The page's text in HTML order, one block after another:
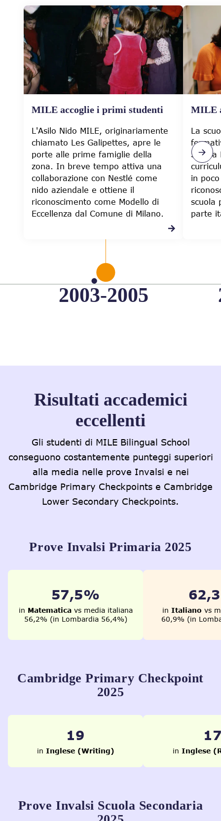
2003-2005
MILE accoglie i primi studenti
L'Asilo Nido MILE, originariamente
chiamato Les Galipettes, apre le
porte alle prime famiglie della
zona. In breve tempo attiva una
collaborazione con Nestlé come
nido aziendale e ottiene il
riconoscimento come Modello di
Eccellenza dal Comune di Milano.
MILE
La
Scuola
in
scuola
parte
Risultati accademici
eccellenti
Gli studenti di MILE Bilingual School
conseguono costantemente punteggi superiori
alla media nelle prove Invalsi e nei
Cambridge Primary Checkpoints e Cambridge
Lower Secondary Checkpoints.
Prove Invalsi Primaria 2025
75,0%
in Matematicavs media italiana
56,2% (in Lombardia 56,4%)
in Italiano vs
60,9% (in
Cambridge Primary Checkpoint
2025
25
in Inglese (Writing) in Inglese
Prove Invalsi Scuola Secondaria